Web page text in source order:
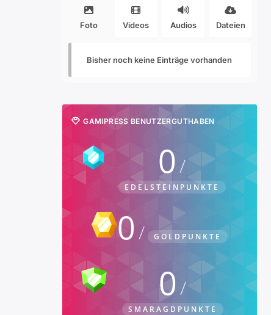
Foto Videos Audios Dateien
Bisher noch keine Einträge vorhanden
GAMIPRESS BENUTZERGUTHABEN
0
EDELSTEINPUNKTE
0 GOLDPUNKTE
0
SMARAGDPUNKTE